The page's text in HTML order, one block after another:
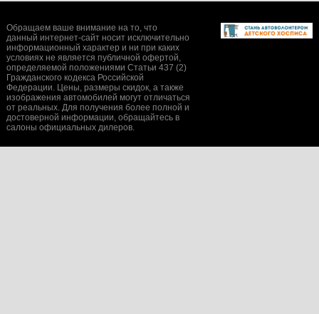
Обращаем ваше внимание на то, что
данный интернет-сайт носит исключительно
информационный характер и ни при каких
условиях не является публичной офертой,
определяемой положениями Статьи 437 (2)
Гражданского кодекса Российской
Федерации. Цены, размеры скидок, а также
изображения автомобилей могут отличаться
от реальных. Для получения более полной и
достоверной информации, обращайтесь в
салоны официальных дилеров.